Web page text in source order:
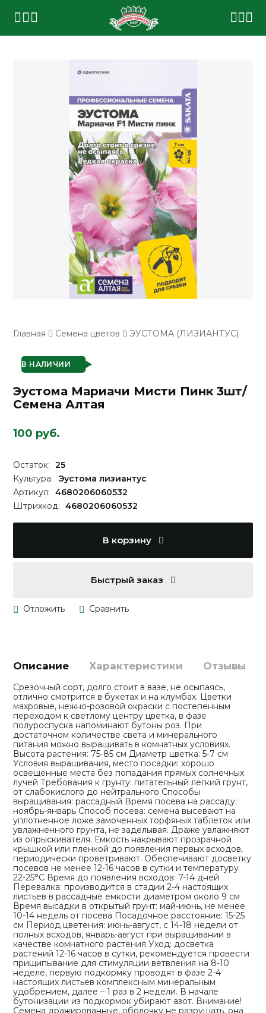
Главная Семена цветов ЭУСТОМА (ЛИЗИАНТУС)
В НАЛИЧИИ
Эустома Мариачи Мисти Пинк 3шт/
Семена Алтая
100 руб.
Остаток: 25
Культура:
Эустома лизиантус
Артикул: 4680206060532
Штрихкод: 4680206060532
В корзину
Быстрый заказ
Описание Характеристики Отзывы
Срезочный сорт, долго стоит в вазе, не осыпаясь,
отлично смотрится в букетах и на клумбах. Цветки
махровые, нежно-розовой окраски с постепенным
переходом к светлому центру цветка, в фазе
полуроспуска напоминают бутоны роз. При
достаточном количестве света и минерального
питания можно выращивать в комнатных условиях.
Высота растения: 75-85 см Диаметр цветка: 5-7 см
Условия выращивания, место посадки: хорошо
освещенные места без попадания прямых солнечных
лучей Требования к грунту: питательный легкий грунт,
от слабокислого до нейтрального Способы
выращивания: рассадный Время посева на рассаду:
ноябрь-январь Способ посева: семена высевают на
уплотненное ложе замоченных торфяных таблеток или
увлажненного грунта, не заделывая. Драже увлажняют
из опрыскивателя. Емкость накрывают прозрачной
крышкой или пленкой до появления первых всходов,
периодически проветривают. Обеспечивают досветку
посевов не менее 12-16 часов в сутки и температуру
22-25°С Время до появления всходов: 7-14 дней
Перевалка: производится в стадии 2-4 настоящих
листьев в рассадные емкости диаметром около 9 см
Время высадки в открытый грунт: май-июнь, не менее
10-14 недель от посева Посадочное расстояние: 15-25
см Период цветения: июнь-август, с 14-18 недели от
полных всходов, январь-август при выращивании в
качестве комнатного растения Уход: досветка
растений 12-16 часов в сутки, рекомендуется провести
прищипывание для стимуляции ветвления на 8-10
неделе, первую подкормку проводят в фазе 2-4
настоящих листьев комплексным минеральным
удобрением, далее – 1 раз в 2 недели. В начале
бутонизации из подкормок убирают азот. Внимание!
Семена дражированные, оболочку не разрушать, она